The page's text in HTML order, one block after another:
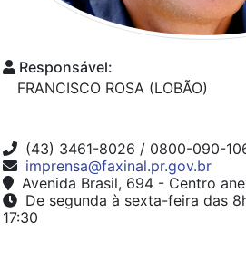
Responsável:
FRANCISCO ROSA (LOBÃO)
(43) 3461-8026 / 0800-090-
imprensa@faxinal.pr.gov.br
Avenida Brasil, 694 - Centro
De segunda à sexta-feira das
17:30